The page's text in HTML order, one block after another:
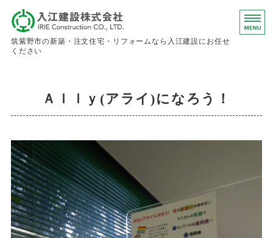
入江建設株
筑紫野市の新築・注文住宅・リフォームなら入江建設にお任せ
ください
事業内容
お問い合わせ
求人情報
Ａｌｌｙ(アライ)になろう！